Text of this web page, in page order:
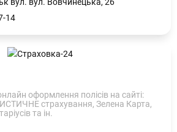
14
оформлення полісів на сайті:
страхування, Зелена Карта,
та ін.